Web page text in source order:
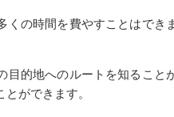
くの時間を費やすことはでき
目的地へのルートを知るこ
ができます。